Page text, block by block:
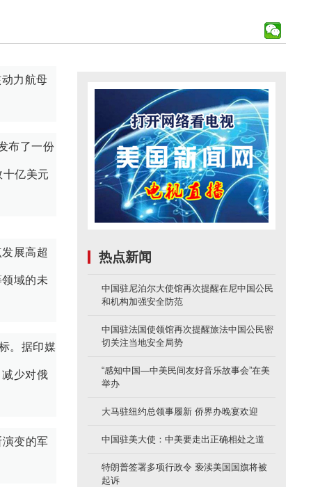
力航母
布了一份
亿美元
展高超
域的未
。据印媒
少对俄
变的军
热点新闻
中国驻尼泊尔大使馆再次提醒在尼中国公民
和机构加强安全防范
中国驻法国使领馆再次提醒旅法中国公民密
切关注当地安全局势
“感知中国—中美民间友好音乐故事会”在美
举办
大马驻纽约总领事履新 侨界办晚宴欢迎
中国驻美大使：中美要走出正确相处之道
特朗普签署多项行政令 亵渎美国国旗将被
起诉